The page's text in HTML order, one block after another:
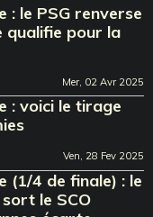
: le PSG renverse
qualifie pour la
Mer, 02 Avr 2025
: voici le tirage
Ven, 28 Fev 2025
(1/4 de finale) : le
le SCO